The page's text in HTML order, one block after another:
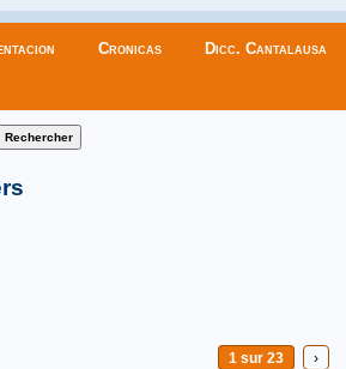
Cronicas Dicc. Cantalausa
1 sur 23 ›